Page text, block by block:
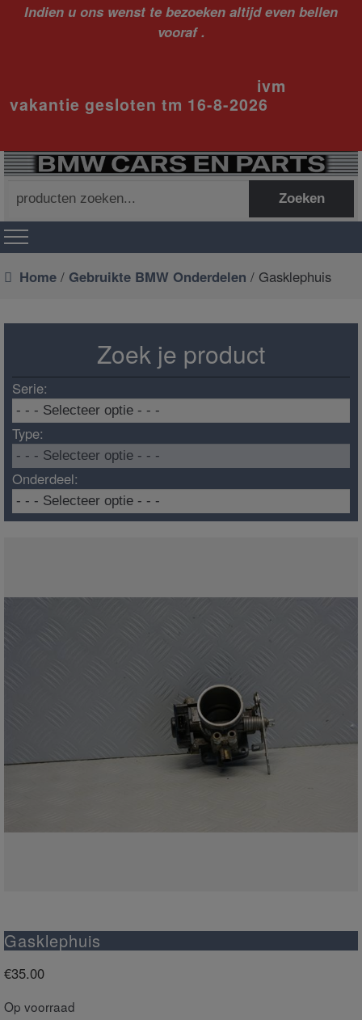
Indien u ons wenst te bezoeken altijd even bellen
vooraf .
ivm
vakantie gesloten tm 16-8-2026
naar:
Zoeken
Home / Gebruikte BMW Onderdelen / Gasklephuis
Zoek je product
Serie:
Type:
Onderdeel:
Gasklephuis
€35.00
Op voorraad